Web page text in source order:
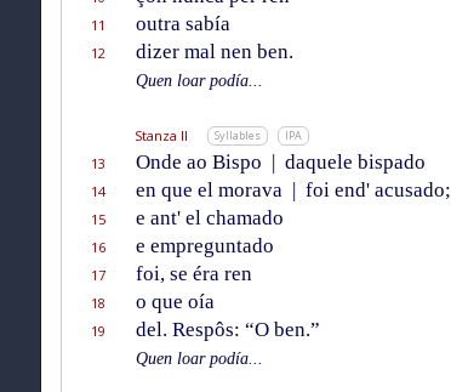
11
outra sabía
12
dizer mal nen ben.
Quen loar podía...
Stanza II Syllables IPA
13 Onde ao Bispo | daquele bispado
14
en que el morava | foi end' acusado;
15
e ant' el chamado
16
e empreguntado
17
foi, se éra ren
18
o que oía
19
del. Respôs: “O ben.”
Quen loar podía...